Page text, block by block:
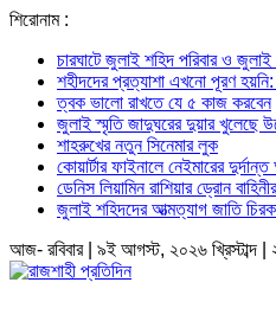
শিরোনাম :
চারঘাটে জুলাই শহিদ পরিবার ও জুলাই
শহীদদের প্রত্যাশা এখনো পূরণ
ত্বক ভালো রাখতে যে ৫ কাজ করবেন
জুলাই স্মৃতি জাদুঘরের দুয়ার খুলেছে
শাহরুখের নতুন সিনেমার লুক
কোয়ার্টার ফাইনালে নেইমারের
ডেনিস লিয়ামিন রাশিয়ার ড্রোন
জুলাই শহিদদের আত্মত্যাগ জাতি
আজ- রবিবার | ৯ই আগস্ট, ২০২৬ খ্রিস্টাব্দ |